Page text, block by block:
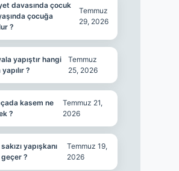
davasında çocuk
çocuğa
?
Temmuz
29, 2026
yapıştır hangi
?
Temmuz
25, 2026
kasem ne
?
Temmuz 21,
2026
yapışkanı
geçer ?
Temmuz 19,
2026